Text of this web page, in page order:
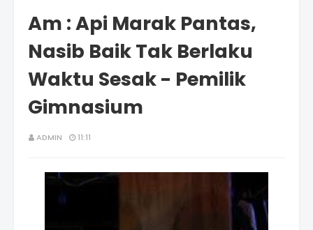
Am : Api Marak Pantas,
Nasib Baik Tak Berlaku
Waktu Sesak - Pemilik
Gimnasium
ADMIN 11:11